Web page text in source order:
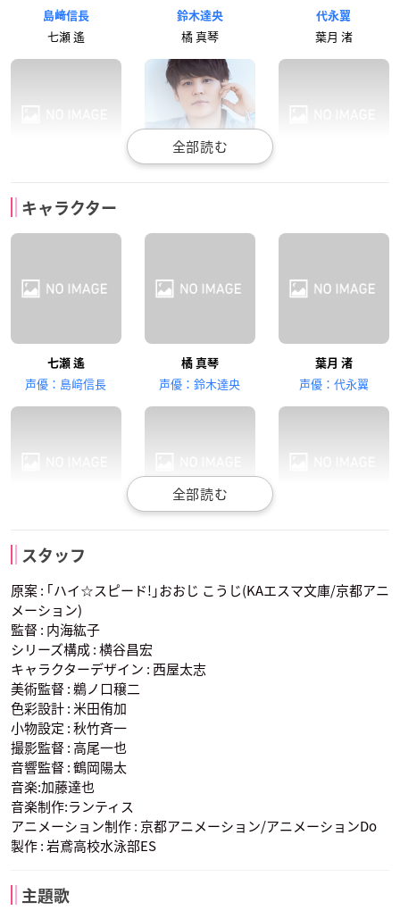
島﨑信長
七瀬 遙
鈴木達央
橘 真琴
代永翼
葉月 渚
竜ヶ崎 怜
宮田幸季
似鳥愛一郎
鈴村健一
御子柴百太郎
渡辺明乃
松岡 江
御子柴清十郎
キャラクター
七瀬 遙
声優：島﨑信長
橘 真琴
声優：鈴木達央
葉月 渚
声優：代永翼
声優：平川大輔
似鳥愛一郎
声優：宮田幸季
声優：津田健次郎
スタッフ
原案 : ｢ハイ☆スピード!｣おおじ こうじ(KAエスマ文庫/京都アニ
メーション)
監督 : 内海紘子
シリーズ構成 : 横谷昌宏
キャラクターデザイン : 西屋太志
美術監督 : 鵜ノ口穣二
色彩設計 : 米田侑加
小物設定 : 秋竹斉一
撮影監督 : 高尾一也
音響監督 : 鶴岡陽太
音楽:加藤達也
音楽制作:ランティス
アニメーション制作 : 京都アニメーション/アニメーションDo
製作 : 岩鳶高校水泳部ES
主題歌